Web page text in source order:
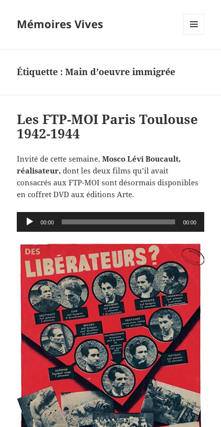
Mémoires Vives
Étiquette :Main d’oeuvre immigrée
Les FTP-MOI Paris Toulouse
1942-1944
Invité de cette semaine,Mosco Lévi Boucault,
réalisateur, dont les deux films qu’il avait
consacrés aux FTP-MOI sont désormais disponibles
en coffret DVD aux éditions Arte.
Lecteur
audio
00:00 00:00